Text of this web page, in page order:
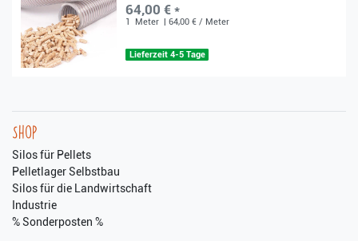
64,00 € *
1 Meter | 64,00 € / Meter
Lieferzeit 4-5 Tage
Shop
Silos für Pellets
Pelletlager Selbstbau
Silos für die Landwirtschaft
Industrie
% Sonderposten %